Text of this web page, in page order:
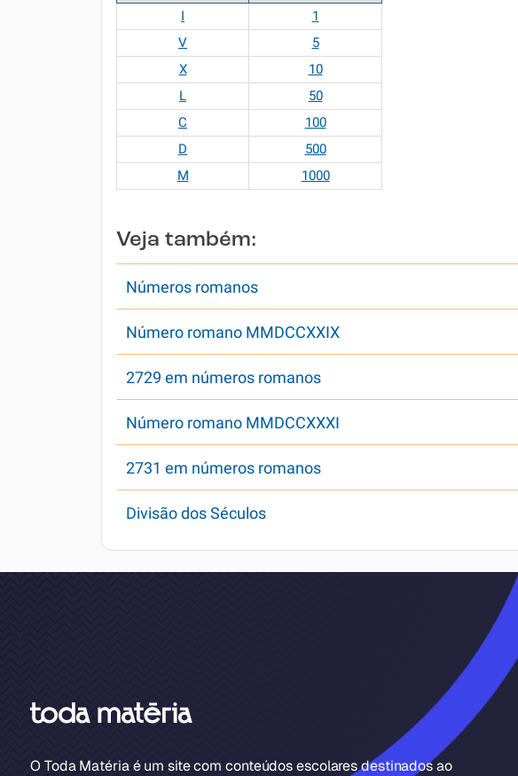
I
1
V
5
X
10
L
50
C
100
D
500
M
1000
Veja também:
Números romanos
Número romano MMDCCXXIX
2729 em números romanos
Número romano MMDCCXXXI
2731 em números romanos
Divisão dos Séculos
O Toda Matéria é um site com conteúdos escolares destinados ao